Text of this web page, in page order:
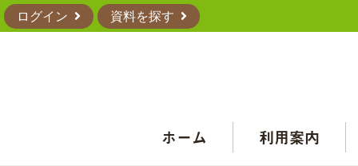
ログイン 資料を探す
ホーム 利用案内